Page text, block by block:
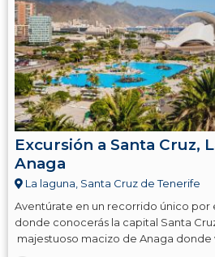
Excursión a Santa Cruz,
Anaga
La laguna, Santa Cruz de Tenerife
Aventúrate en un recorrido único por
donde conocerás la capital Santa
majestuoso macizo de Anaga donde